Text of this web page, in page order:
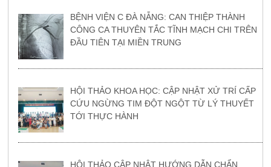
BỆNH VIỆN C ĐÀ NẴNG: CAN THIỆP THÀNH
CÔNG CA THUYÊN TẮC TĨNH MẠCH CHI TRÊN
ĐẦU TIÊN TẠI MIỀN TRUNG
HỘI THẢO KHOA HỌC: CẬP NHẬT XỬ TRÍ CẤP
CỨU NGỪNG TIM ĐỘT NGỘT TỪ LÝ THUYẾT
TỚI THỰC HÀNH
HỘI THẢO CẬP NHẬT HƯỚNG DẪN CHẨN